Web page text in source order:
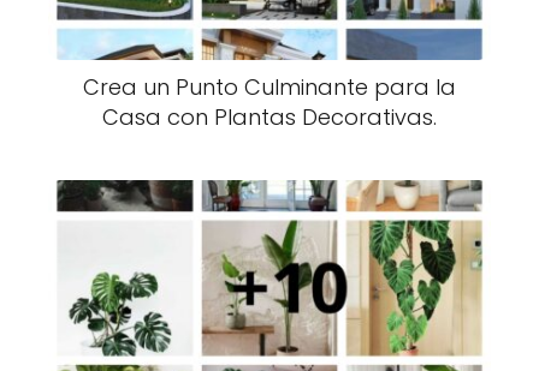
Crea un Punto Culminante para la
Casa con Plantas Decorativas.